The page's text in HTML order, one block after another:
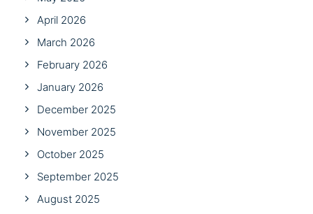
April 2026
March 2026
February 2026
January 2026
December 2025
November 2025
October 2025
September 2025
August 2025